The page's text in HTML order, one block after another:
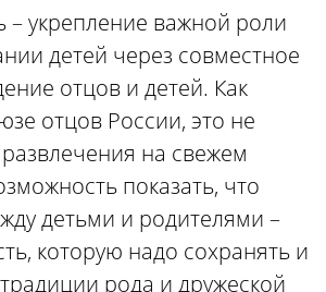
– укрепление важной роли
детей через совместное
отцов и детей. Как
отцов России, это не
на свежем
показать, что
детьми и родителями –
которую надо сохранять и
рода и дружеской